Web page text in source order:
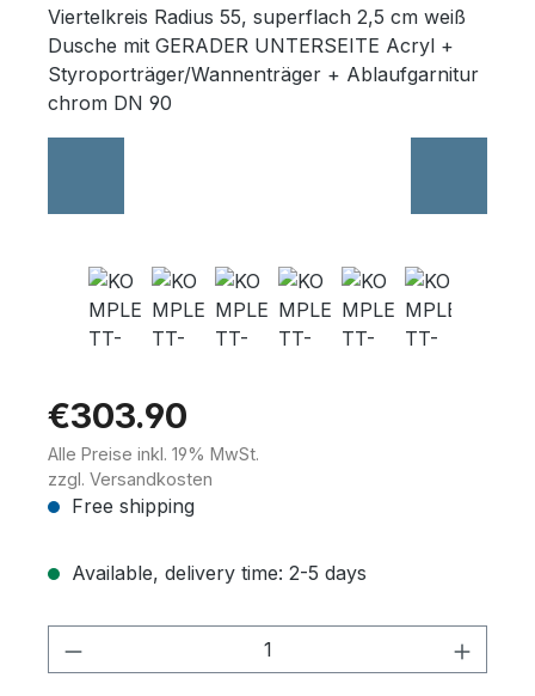
€303.90
Alle Preise inkl. 19% MwSt.
zzgl. Versandkosten
Free shipping
Available, delivery time: 2-5 days
Product Quantity: Enter the desired